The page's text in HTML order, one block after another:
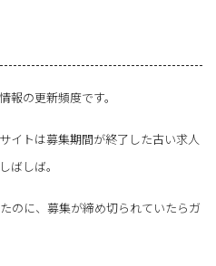
報の更新頻度です。
イトは募集期間が終了した古い求人
ばしば。
のに、募集が締め切られていたらガ